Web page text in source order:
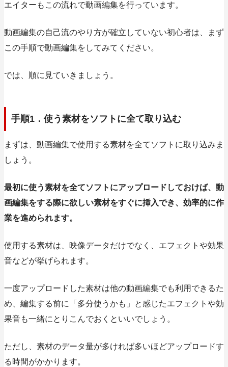
エイターもこの流れで動画編集を行っています。
動画編集の自己流のやり方が確立していない初心者は、まず
この手順で動画編集をしてみてください。
では、順に見ていきましょう。
手順1．使う素材をソフトに全て取り込む
まずは、動画編集で使用する素材を全てソフトに取り込みま
しょう。
最初に使う素材を全てソフトにアップロードしておけば、動
画編集をする際に欲しい素材をすぐに挿入でき、効率的に作
業を進められます。
使用する素材は、映像データだけでなく、エフェクトや効果
音などが挙げられます。
一度アップロードした素材は他の動画編集でも利用できるた
め、編集する前に「多分使うかも」と感じたエフェクトや効
果音も一緒にとりこんでおくといいでしょう。
ただし、素材のデータ量が多ければ多いほどアップロードす
る時間がかかります。